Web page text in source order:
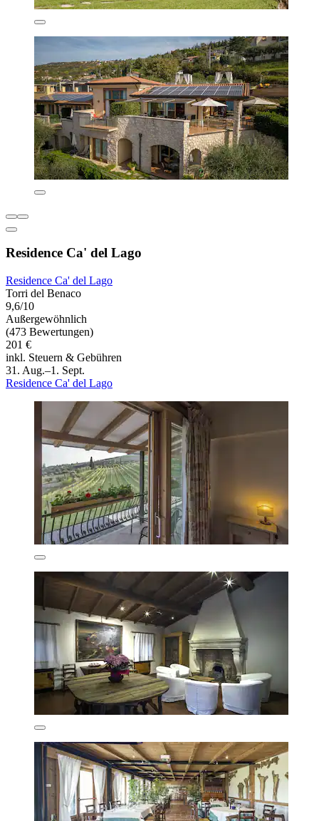
Residence Ca' del Lago
Residence Ca' del Lago
Torri del Benaco
9,6/10
Außergewöhnlich
(473 Bewertungen)
201 €
inkl. Steuern & Gebühren
31. Aug.–1. Sept.
Residence Ca' del Lago